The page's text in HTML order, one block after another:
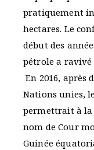
pratiquement
hectares. Le
début des
pétrole a ravivé
En 2016, après
Nations unies,
permettrait à la
nom de Cour
Guinée